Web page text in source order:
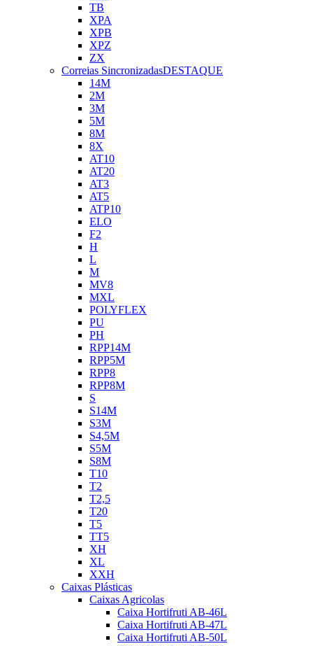
TB
XPA
XPB
XPZ
ZX
Correias SincronizadasDESTAQUE
14M
2M
3M
5M
8M
8X
AT10
AT20
AT3
AT5
ATP10
ELO
F2
H
L
M
MV8
MXL
POLYFLEX
PU
PH
RPP14M
RPP5M
RPP8
RPP8M
S
S14M
S3M
S4,5M
S5M
S8M
T10
T2
T2,5
T20
T5
TT5
XH
XL
XXH
Caixas Plásticas
Caixas Agricolas
Caixa Hortifruti AB-46L
Caixa Hortifruti AB-47L
Caixa Hortifruti AB-50L